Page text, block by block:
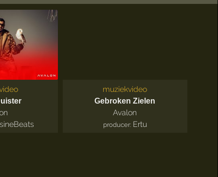
muziekvideo
Gebroken Zielen
Avalon
producer: Ertu